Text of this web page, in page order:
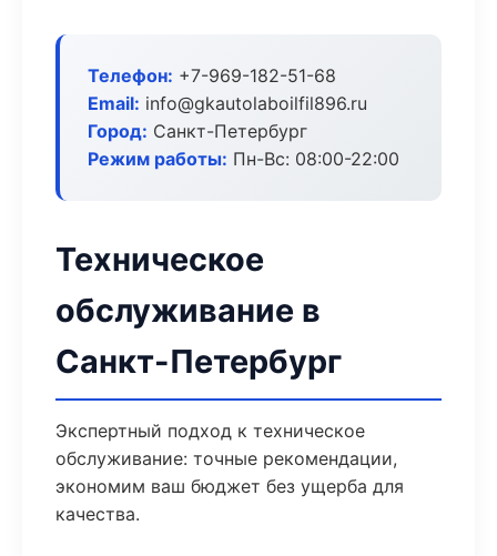
Телефон: +7-969-182-51-68
Email: info@gkautolaboilfil896.ru
Город: Санкт-Петербург
Режим работы: Пн-Вс: 08:00-22:00
Техническое
обслуживание в
Санкт-Петербург
Экспертный подход к техническое
обслуживание: точные рекомендации,
экономим ваш бюджет без ущерба для
качества.